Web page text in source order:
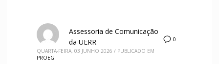
0
Assessoria de Comunicação
da UERR
QUARTA-FEIRA, 03 JUNHO 2026 / PUBLICADO EM
PROEG